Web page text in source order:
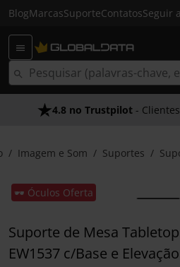
BlogMarcasSuporteContatosSeguir
4.8 no Trustpilot -
Imagem e Som Suportes
🕶️ Óculos Oferta
Suporte de Mesa
EW1537 c/Base e Elevação